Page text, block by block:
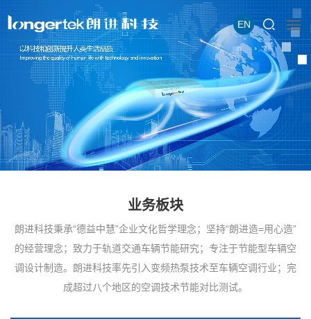
EN
业务板块
朗进科技秉承“德益中慧”企业文化哲学理念；坚持“朗进造=用心造”
的经营理念；致力于轨道交通车辆节能研究；专注于节能型车辆空
调设计制造。朗进科技率先引入变频热泵技术至车辆空调行业；完
成超过八个地区的空调技术节能对比测试。